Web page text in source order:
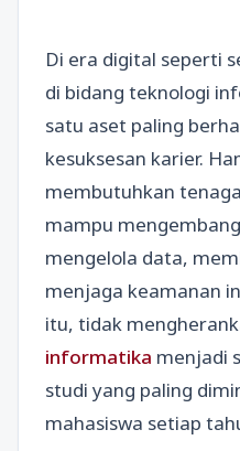
Di era digital seperti
di bidang teknologi
satu aset paling
kesuksesan karier.
membutuhkan
mampu
mengelola data,
menjaga keamanan
itu, tidak
informatika menjadi
studi yang paling
mahasiswa setiap